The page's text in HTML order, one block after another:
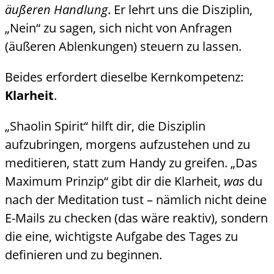
äußeren Handlung. Er lehrt uns die Disziplin,
„Nein“ zu sagen, sich nicht von Anfragen
(äußeren Ablenkungen) steuern zu lassen.
Beides erfordert dieselbe Kernkompetenz:
Klarheit.
„Shaolin Spirit“ hilft dir, die Disziplin
aufzubringen, morgens aufzustehen und zu
meditieren, statt zum Handy zu greifen. „Das
Maximum Prinzip“ gibt dir die Klarheit, was du
nach der Meditation tust – nämlich nicht deine
E-Mails zu checken (das wäre reaktiv), sondern
die eine, wichtigste Aufgabe des Tages zu
definieren und zu beginnen.